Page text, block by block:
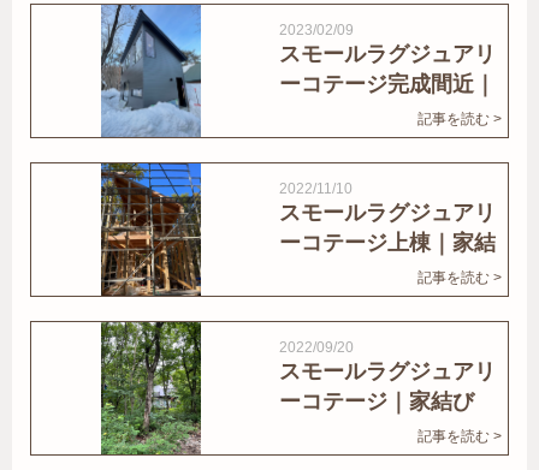
2023/02/09
スモールラグジュアリ
ーコテージ完成間近｜
記事を読む >
2022/11/10
スモールラグジュアリ
ーコテージ上棟｜家結
記事を読む >
2022/09/20
スモールラグジュアリ
ーコテージ｜家結び
記事を読む >